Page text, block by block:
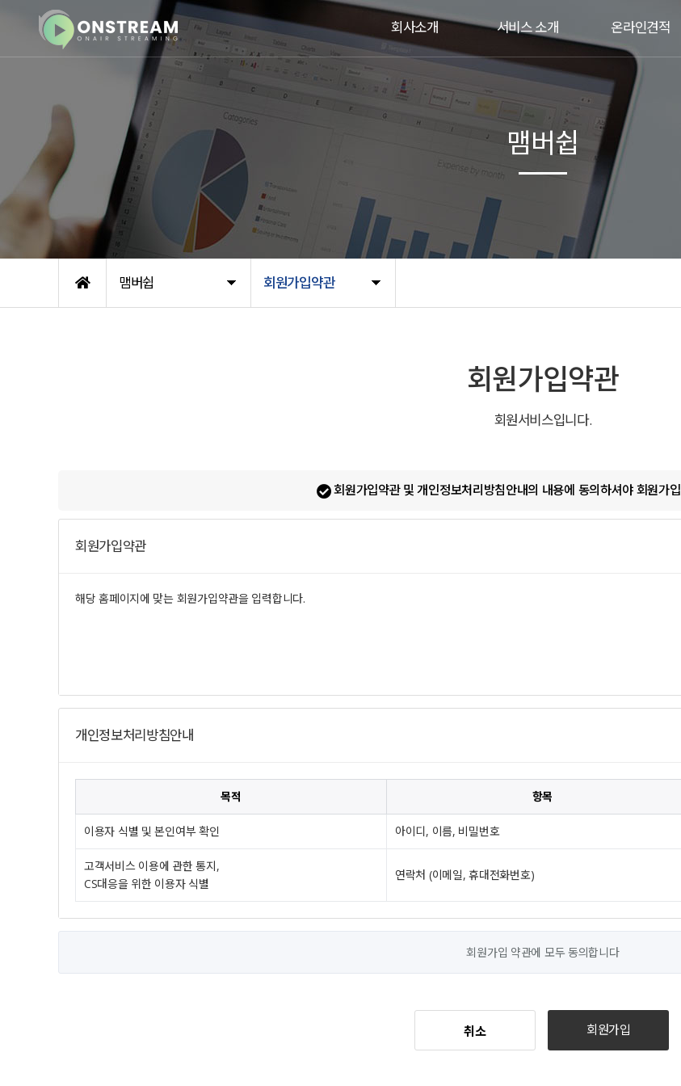
회사소개 서비스 소개 온라인견적
맴버쉽 회원가입약관
맴버쉽
회원가입약관
회원서비스입니다.
회원가입약관 및 개인정보처리방침안내의 내용에 동의하셔야 회원가
회원가입약관
개인정보처리방침안내
목적 항목
이용자 식별 및 본인여부 확인 아이디, 이름, 비밀번호
고객서비스 이용에 관한 통지,
CS대응을 위한 이용자 식별
연락처 (이메일, 휴대전화번호)
회원가입 약관에 모두 동의합니다
취소 회원가입